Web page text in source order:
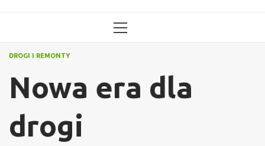
MENU
DROGI I REMONTY
Nowa era dla
drogi